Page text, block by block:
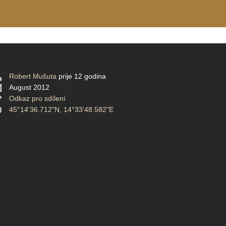
Robert Mušuta prije 12 godina
August 2012
Odkaz pro sdílení
45°14'36.712"N, 14°33'48.582"E